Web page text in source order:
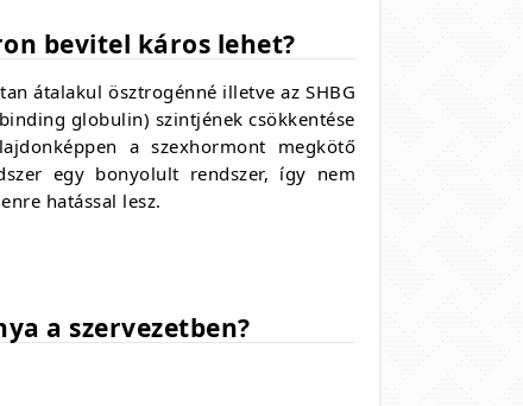
bevitel káros lehet?
átalakul ösztrogénné illetve az SHBG
globulin) szintjének csökkentése
a szexhormont megkötő
egy bonyolult rendszer, így nem
hatással lesz.
a szervezetben?